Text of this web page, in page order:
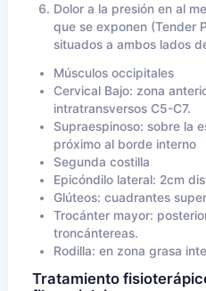
Dolor a la presión en al
que se exponen (Tender
situados a ambos lados
Músculos occipitales
Cervical Bajo: zona
intratransversos C5-C7.
Supraespinoso: sobre la
próximo al borde interno
Segunda costilla
Epicóndilo lateral: 2cm
Glúteos: cuadrantes
Trocánter mayor:
troncántereas.
Rodilla: en zona grasa
Tratamiento